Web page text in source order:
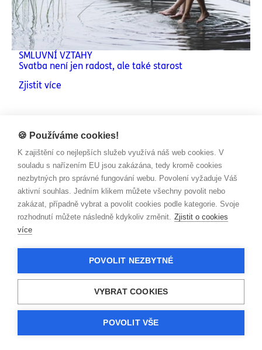
SMLUVNÍ VZTAHY
Svatba není jen radost, ale také starost
Zjistit více
SMLUVNÍ VZTAHY
Červené růže nosí smůlu
🍪 Používáme cookies!
K zajištění co nejlepších služeb využívá náš web cookies. V
souladu s nařízením EU jsou zakázána, tedy kromě cookies
nezbytných pro správné fungování webu. Povolení vyžaduje Váš
aktivní souhlas. Jedním klikem můžete všechny povolit nebo
zakázat, případně vybrat a povolit cookies podle kategorie. Svoje
rozhodnutí můžete následně kdykoliv změnit. Zjistit o cookies
více
POVOLIT NEZBYTNÉ
VYBRAT COOKIES
POVOLIT VŠE